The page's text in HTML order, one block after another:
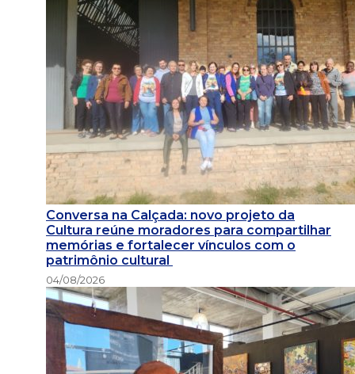
Conversa na Calçada: novo projeto da
Cultura reúne moradores para compartilhar
memórias e fortalecer vínculos com o
patrimônio cultural
04/08/2026